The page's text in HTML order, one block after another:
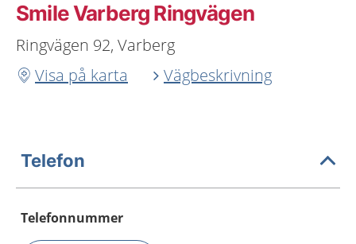
Smile Varberg Ringvägen
Ringvägen 92, Varberg
Visa på karta
Vägbeskrivning
Telefon
Telefonnummer